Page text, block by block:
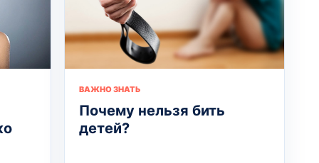
ВАЖНО ЗНАТЬ
Почему нельзя бить
детей?